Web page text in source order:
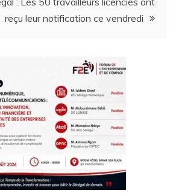
reçu leur notification ce vendredi